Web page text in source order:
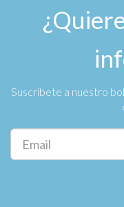
Suscríbete a nuestro